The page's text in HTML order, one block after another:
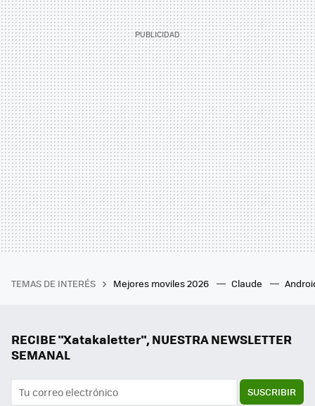
TEMAS DE INTERÉS Mejores moviles 2026 Claude
RECIBE "Xatakaletter", NUESTRA NEWSLETTER
SEMANAL
SUSCRIBIR